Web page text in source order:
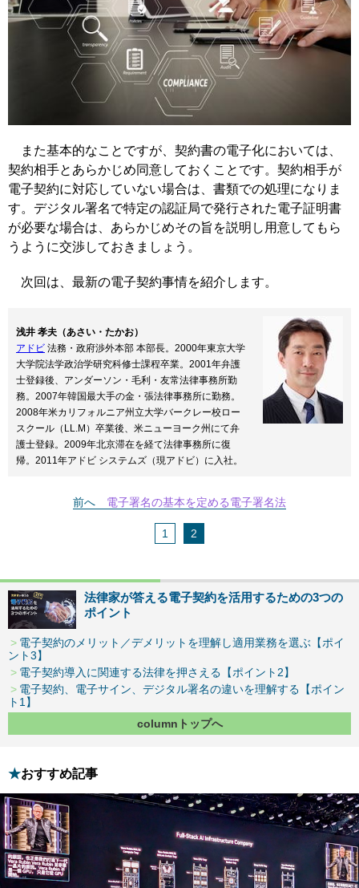
また基本的なことですが、契約書の電子化においては、
契約相手とあらかじめ同意しておくことです。契約相手が
電子契約に対応していない場合は、書類での処理になりま
す。デジタル署名で特定の認証局で発行された電子証明書
が必要な場合は、あらかじめその旨を説明し用意してもら
うように交渉しておきましょう。
次回は、最新の電子契約事情を紹介します。
浅井 孝夫（あさい・たかお）
アドビ 法務・政府渉外本部 本部長。2000年東京大学
大学院法学政治学研究科修士課程卒業。2001年弁護
士登録後、アンダーソン・毛利・友常法律事務所勤
務。2007年韓国最大手の金・張法律事務所に勤務。
2008年米カリフォルニア州立大学バークレー校ロー
スクール（LL.M）卒業後、米ニューヨーク州にて弁
護士登録。2009年北京滞在を経て法律事務所に復
帰。2011年アドビ システムズ（現アドビ）に入社。
前へ 電子署名の基本を定める電子署名法
1 2
法律家が答える電子契約を活用するための3つの
ポイント
電子契約のメリット／デメリットを理解し適用業務を選ぶ【ポイ
ント3】
電子契約導入に関連する法律を押さえる【ポイント2】
電子契約、電子サイン、デジタル署名の違いを理解する【ポイン
ト1】
columnトップへ
おすすめ記事